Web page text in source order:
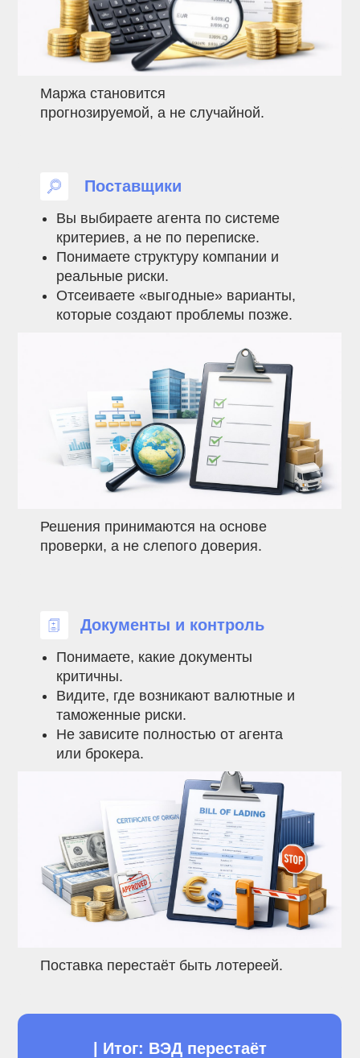
Маржа становится
прогнозируемой, а не случайной.
Поставщики
Вы выбираете агента по системе
критериев, а не по переписке.
Понимаете структуру компании и
реальные риски.
Отсеиваете «выгодные» варианты,
которые создают проблемы позже.
Решения принимаются на основе
проверки, а не слепого доверия.
Документы и контроль
Понимаете, какие документы
критичны.
Видите, где возникают валютные и
таможенные риски.
Не зависите полностью от агента
или брокера.
Поставка перестаёт быть лотереей.
| Итог: ВЭД перестаёт